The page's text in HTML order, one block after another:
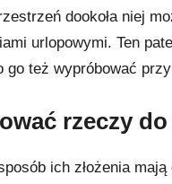
dookoła niej
urlopowymi. Ten
go też wypróbować
rzeczy
ich złożenia